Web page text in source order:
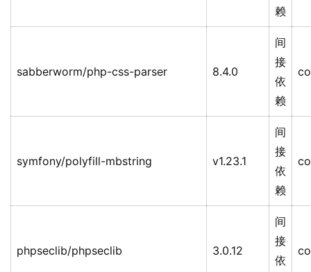
赖
sabberworm/php-css-parser 8.4.0
间
接
依
赖
symfony/polyfill-mbstring v1.23.1
间
接
依
赖
phpseclib/phpseclib 3.0.12
间
接
依